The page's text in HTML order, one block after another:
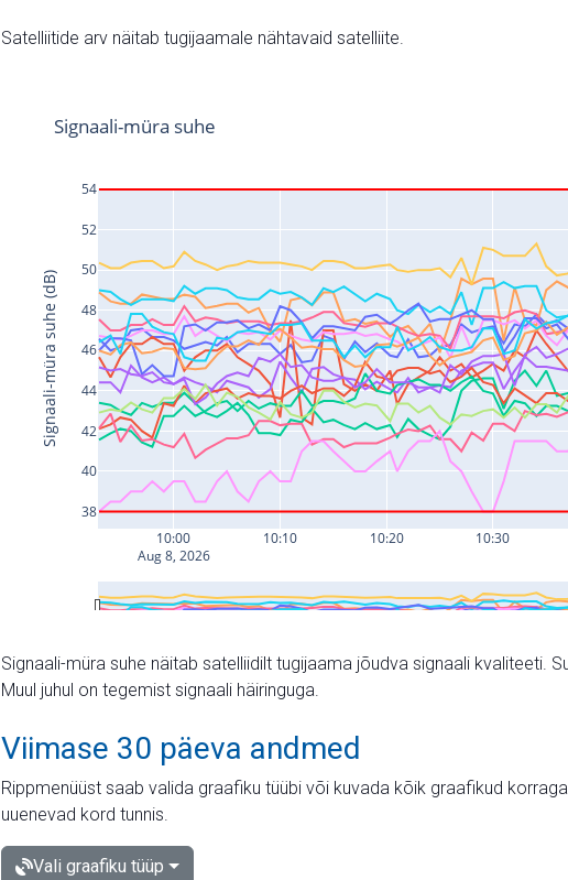
Satelliitide arv näitab tugijaamale nähtavaid satelliite.
Signaali-müra suhe näitab satelliidilt tugijaama jõudva signaali kvaliteeti.
Muul juhul on tegemist signaali häiringuga.
Viimase 30 päeva andmed
Rippmenüüst saab valida graafiku tüübi või kuvada kõik graafikud
uuenevad kord tunnis.
Vali graafiku tüüp